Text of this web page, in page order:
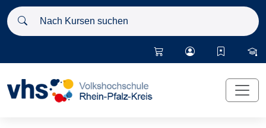
Nach Kursen suchen